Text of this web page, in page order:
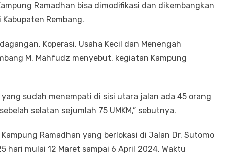
Ramadhan bisa dimodifikasi dan dikembangkan
Rembang.
Koperasi, Usaha Kecil dan Menengah
M. Mahfudz menyebut, kegiatan Kampung
yang sudah menempati di sisi utara jalan ada 45 orang
selatan sejumlah 75 UMKM,” sebutnya.
Ramadhan yang berlokasi di Jalan Dr. Sutomo
hari mulai 12 Maret sampai 6 April 2024. Waktu